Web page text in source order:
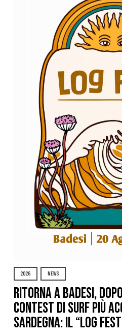
2026 NEWS
Ritorna a Badesi,
contest di surf più
Sardegna: il “Log